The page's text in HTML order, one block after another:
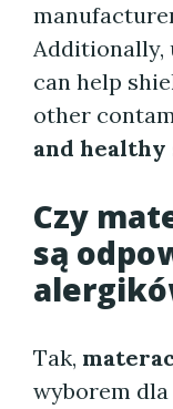
Additionally,
can help
other
and
Czy
są
Tak,
wyborem